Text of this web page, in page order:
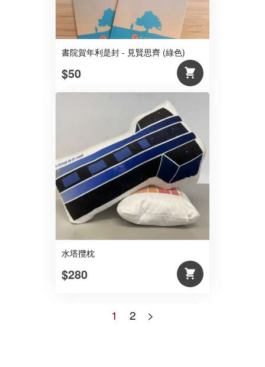
書院賀年利是封 - 見賢思齊 (綠色)
$50
水塔攬枕
$280
1 2 >